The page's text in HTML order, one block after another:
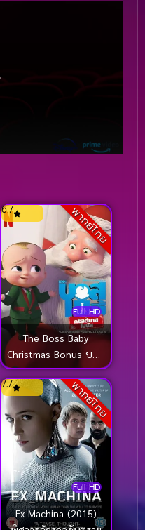
พากย์ไทย
Full HD
6.7
The Boss Baby
Christmas Bonus บอส
เบบี้ คริสต์มาสโบนัส
(2022)พากย์ไทย
Full HD
7.7
Ex Machina (2015)